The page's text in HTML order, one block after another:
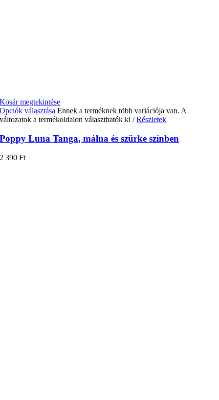
Kosár megtekintése
Opciók választása Ennek a terméknek több variációja van. A
változatok a termékoldalon választhatók ki/ Részletek
Poppy Luna Tanga, málna és szürke színben
2 390Ft